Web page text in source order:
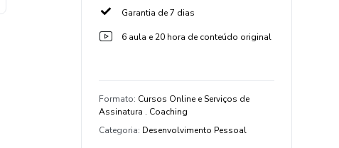
Garantia de 7 dias
6 aula e 20 hora de conteúdo original
Formato: Cursos Online e Serviços de
Assinatura . Coaching
Categoria: Desenvolvimento Pessoal